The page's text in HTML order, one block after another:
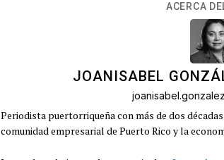
ACERCA
JOANISABEL
Periodista puertorriqueña con más de dos
comunidad empresarial de Puerto Rico y la